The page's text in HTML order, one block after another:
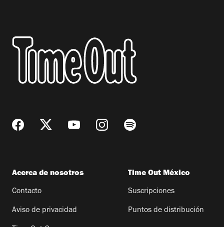
Acerca de nosotros
Contacto
Aviso de privacidad
Time Out México
Suscripciones
Puntos de distribución